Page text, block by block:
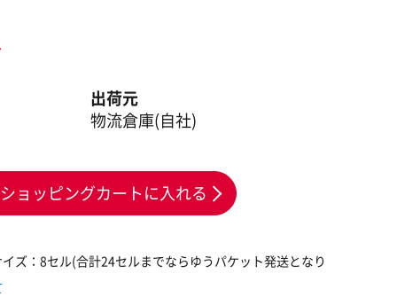
出荷元
物流倉庫(自社)
ショッピングカートに入れる
ズ：8セル(合計24セルまでならゆうパケット発送となり